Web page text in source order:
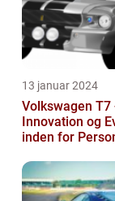
13 januar 2024
Volkswagen T7
Innovation og
inden for